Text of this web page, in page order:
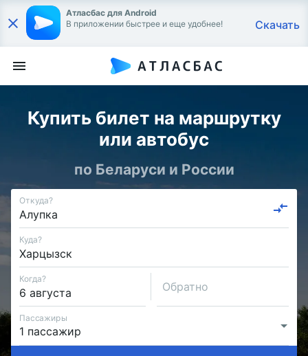
Атласбас для Android
В приложении быстрее и еще удобнее!
Скачать
Купить билет на маршрутку
или автобус
по Беларуси и России
Откуда?
Куда?
Когда?
Обратно
Пассажиры